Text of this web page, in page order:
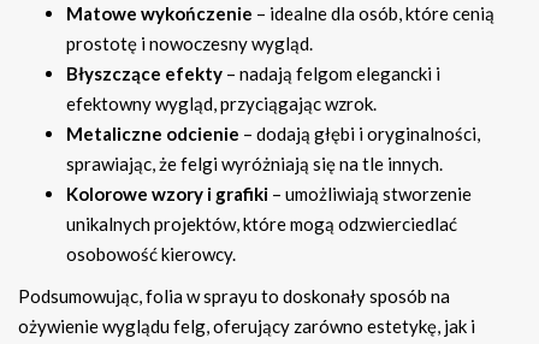
Matowe wykończenie – idealne dla osób, które cenią
prostotę i nowoczesny wygląd.
Błyszczące efekty – nadają felgom elegancki i
efektowny wygląd, przyciągając wzrok.
Metaliczne odcienie – dodają głębi i oryginalności,
sprawiając, że felgi wyróżniają się na tle innych.
Kolorowe wzory i grafiki – umożliwiają stworzenie
unikalnych projektów, które mogą odzwierciedlać
osobowość kierowcy.
Podsumowując, folia w sprayu to doskonały sposób na
ożywienie wyglądu felg, oferujący zarówno estetykę, jak i